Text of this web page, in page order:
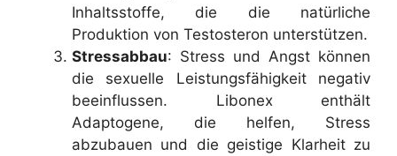
Inhaltsstoffe, die die natürliche
Produktion von Testosteron unterstützen.
Stressabbau: Stress und Angst können
die sexuelle Leistungsfähigkeit negativ
beeinflussen. Libonex enthält
Adaptogene, die helfen, Stress
abzubauen und die geistige Klarheit zu